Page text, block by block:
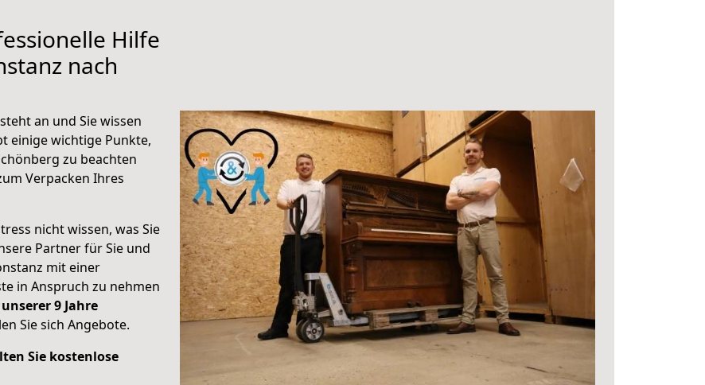
Hilfe
nach
an und Sie wissen
einige wichtige Punkte,
zu beachten
Verpacken Ihres
nicht wissen, was Sie
Partner für Sie und
mit einer
in Anspruch zu nehmen
9 Jahre
Sie sich Angebote.
Sie kostenlose